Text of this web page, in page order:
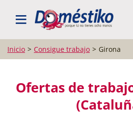
BUSCAR EMPLEO
Inicio Consigue trabajo Girona
Ofertas de